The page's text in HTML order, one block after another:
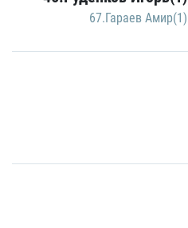
67.Гараев Амир(1)